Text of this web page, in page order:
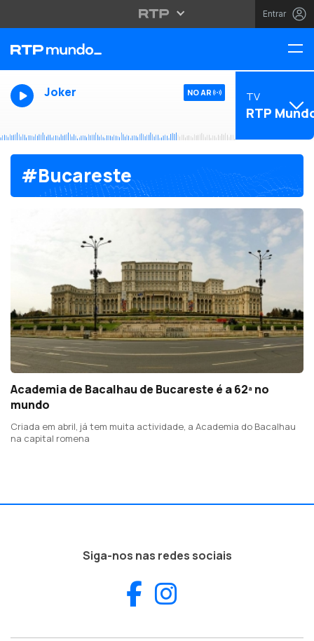
Entrar
Joker NO AR TV
RTP
#Bucareste
Academia de Bacalhau de Bucareste é a 62ª no
mundo
Criada em abril, já tem muita actividade, a Academia do Bacalhau
na capital romena
Siga-nos nas redes sociais
Facebook